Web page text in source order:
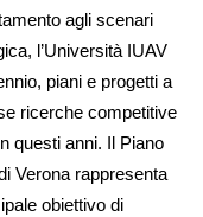
agli scenari
l’Università IUAV
piani e progetti a
ricerche competitive
questi anni. Il Piano
Verona rappresenta
obiettivo di